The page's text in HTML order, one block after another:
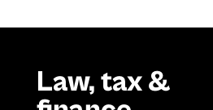
Law, tax &